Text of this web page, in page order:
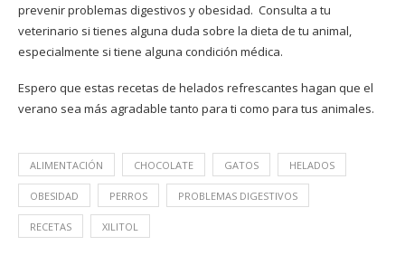
prevenir problemas digestivos y obesidad. Consulta a tu
veterinario si tienes alguna duda sobre la dieta de tu animal,
especialmente si tiene alguna condición médica.
Espero que estas recetas de helados refrescantes hagan que el
verano sea más agradable tanto para ti como para tus animales.
ALIMENTACIÓN CHOCOLATE GATOS HELADOS
OBESIDAD PERROS PROBLEMAS DIGESTIVOS
RECETAS XILITOL